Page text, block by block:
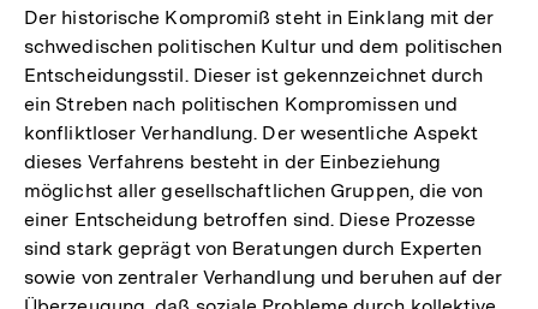
Der historische Kompromiß steht in Einklang mit der
schwedischen politischen Kultur und dem politischen
Entscheidungsstil. Dieser ist gekennzeichnet durch
ein Streben nach politischen Kompromissen und
konfliktloser Verhandlung. Der wesentliche Aspekt
dieses Verfahrens besteht in der Einbeziehung
möglichst aller gesellschaftlichen Gruppen, die von
einer Entscheidung betroffen sind. Diese Prozesse
sind stark geprägt von Beratungen durch Experten
sowie von zentraler Verhandlung und beruhen auf der